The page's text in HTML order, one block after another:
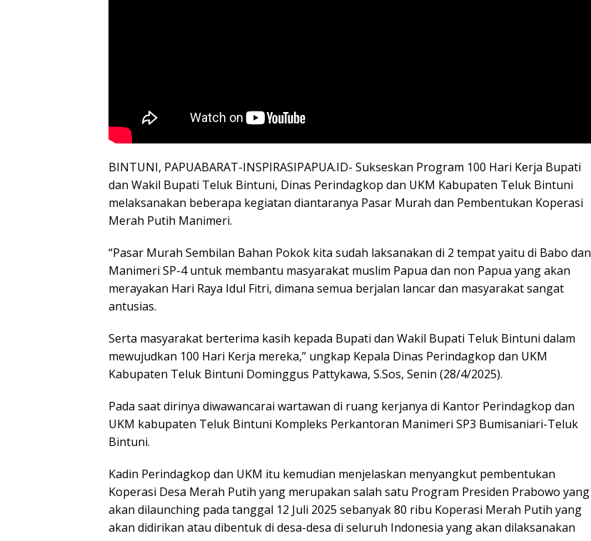
BINTUNI, PAPUABARAT-INSPIRASIPAPUA.ID- Sukseskan Program 100 Hari Kerja Bupati
dan Wakil Bupati Teluk Bintuni, Dinas Perindagkop dan UKM Kabupaten Teluk Bintuni
melaksanakan beberapa kegiatan diantaranya Pasar Murah dan Pembentukan Koperasi
Merah Putih Manimeri.
“Pasar Murah Sembilan Bahan Pokok kita sudah laksanakan di 2 tempat yaitu di Babo dan
Manimeri SP-4 untuk membantu masyarakat muslim Papua dan non Papua yang akan
merayakan Hari Raya Idul Fitri, dimana semua berjalan lancar dan masyarakat sangat
antusias.
Serta masyarakat berterima kasih kepada Bupati dan Wakil Bupati Teluk Bintuni dalam
mewujudkan 100 Hari Kerja mereka,” ungkap Kepala Dinas Perindagkop dan UKM
Kabupaten Teluk Bintuni Dominggus Pattykawa, S.Sos, Senin (28/4/2025).
Pada saat dirinya diwawancarai wartawan di ruang kerjanya di Kantor Perindagkop dan
UKM kabupaten Teluk Bintuni Kompleks Perkantoran Manimeri SP3 Bumisaniari-Teluk
Bintuni.
Kadin Perindagkop dan UKM itu kemudian menjelaskan menyangkut pembentukan
Koperasi Desa Merah Putih yang merupakan salah satu Program Presiden Prabowo yang
akan dilaunching pada tanggal 12 Juli 2025 sebanyak 80 ribu Koperasi Merah Putih yang
akan didirikan atau dibentuk di desa-desa di seluruh Indonesia yang akan dilaksanakan